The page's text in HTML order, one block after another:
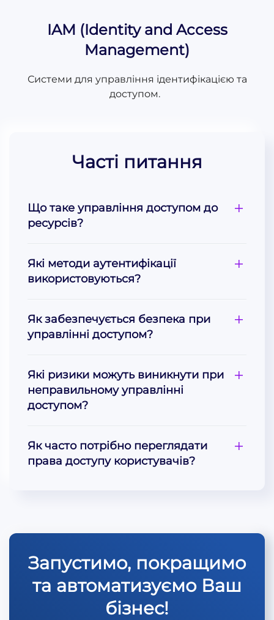
IAM (Identity and Access
Management)
Системи для управління ідентифікацією та
доступом.
Часті питання
Що таке управління доступом до
ресурсів?
Які методи аутентифікації
використовуються?
Як забезпечується безпека при
управлінні доступом?
Які ризики можуть виникнути при
неправильному управлінні
доступом?
Як часто потрібно переглядати
права доступу користувачів?
Запустимо, покращимо
та автоматизуємо Ваш
бізнес!